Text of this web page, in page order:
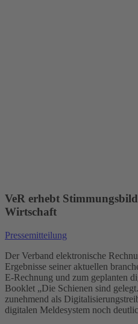
VeR erhebt
Wirtschaft
Pressemitteilung
Der Verband elektronische
Ergebnisse seiner aktuellen
E-Rechnung und zum geplanten
Booklet „Die Schienen sind
zunehmend als
digitalen Meldesystem noch